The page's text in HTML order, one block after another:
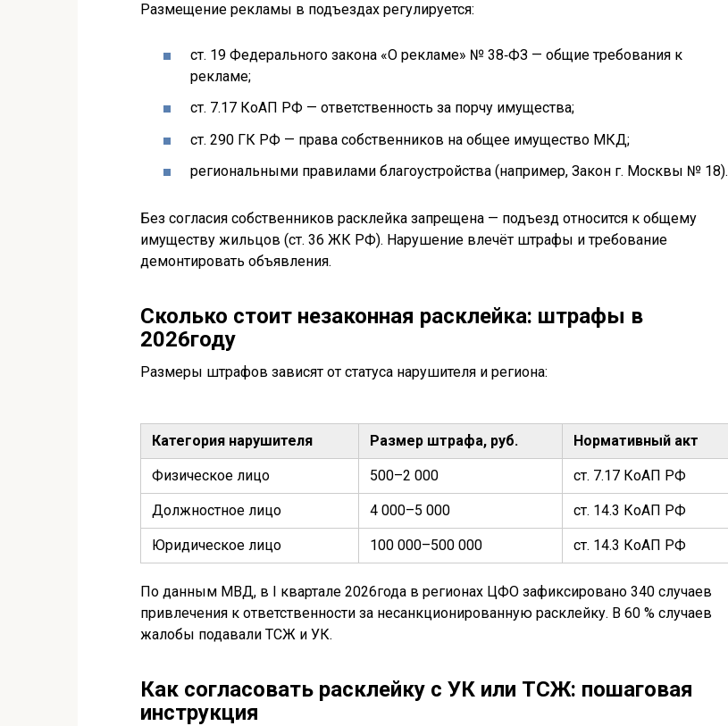
Размещение рекламы в подъездах регулируется:
ст. 19 Федерального закона «О рекламе» № 38‑ФЗ — общие требования к
рекламе;
ст. 7.17 КоАП РФ — ответственность за порчу имущества;
ст. 290 ГК РФ — права собственников на общее имущество МКД;
региональными правилами благоустройства (например, Закон г. Москвы № 18).
Без согласия собственников расклейка запрещена — подъезд относится к общему
имуществу жильцов (ст. 36 ЖК РФ). Нарушение влечёт штрафы и требование
демонтировать объявления.
Сколько стоит незаконная расклейка: штрафы в
2026году
Размеры штрафов зависят от статуса нарушителя и региона:
Категория нарушителя Размер штрафа, руб. Нормативный акт
Физическое лицо 500–2 000 ст. 7.17 КоАП РФ
Должностное лицо 4 000–5 000 ст. 14.3 КоАП РФ
Юридическое лицо 100 000–500 000 ст. 14.3 КоАП РФ
По данным МВД, в I квартале 2026года в регионах ЦФО зафиксировано 340 случаев
привлечения к ответственности за несанкционированную расклейку. В 60 % случаев
жалобы подавали ТСЖ и УК.
Как согласовать расклейку с УК или ТСЖ: пошаговая
инструкция